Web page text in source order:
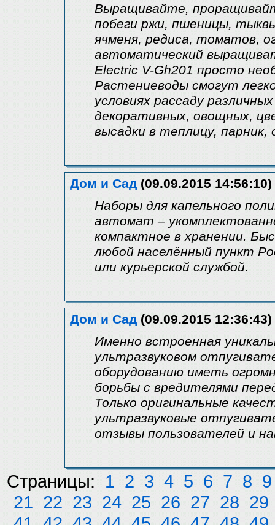
Выращивайте,
побеги ржи, пшеницы,
ячменя, редиса, томатов,
автоматический
Electric V-Gh201 просто
Растениеводы смогут
условиях рассаду
декоративных, овощных,
высадки в теплицу, парник,
Дом и Сад (09.09.2015 14:56:10)
Наборы для капельного
автомат –
компактное в хранении.
любой населённый пункт
или курьерской службой.
Дом и Сад (09.09.2015 12:36:43)
Именно встроенная
ультразвуковом
оборудованию иметь
борьбы с вредителями
Только оригинальные
ультразвуковые
отзывы пользователей и
Страницы: 1 2 3 4 5 6 7 8 9
21 22 23 24 25 26 27 28 29